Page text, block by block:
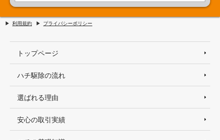
利用規約 プライバシーポリシー
トップページ
ハチ駆除の流れ
選ばれる理由
安心の取引実績